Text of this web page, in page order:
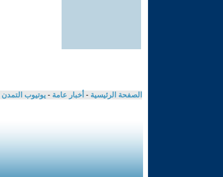
الصفحة الرئيسية - أخبار عامة - يوتيوب التمدن